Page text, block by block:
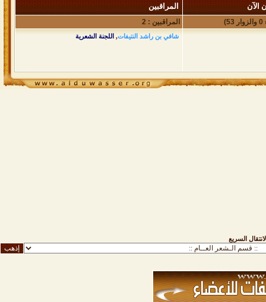
الآن المراقبين
المراقبين : 2
شافي بن راشد النتيفات, اللجنة الشعرية
السريع